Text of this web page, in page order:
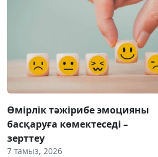
Өмірлік тәжірибе эмоцияны
басқаруға көмектеседі –
зерттеу
7 тамыз, 2026